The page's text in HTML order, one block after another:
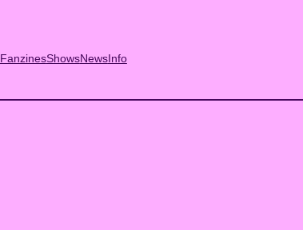
FanzinesShowsNewsInfo